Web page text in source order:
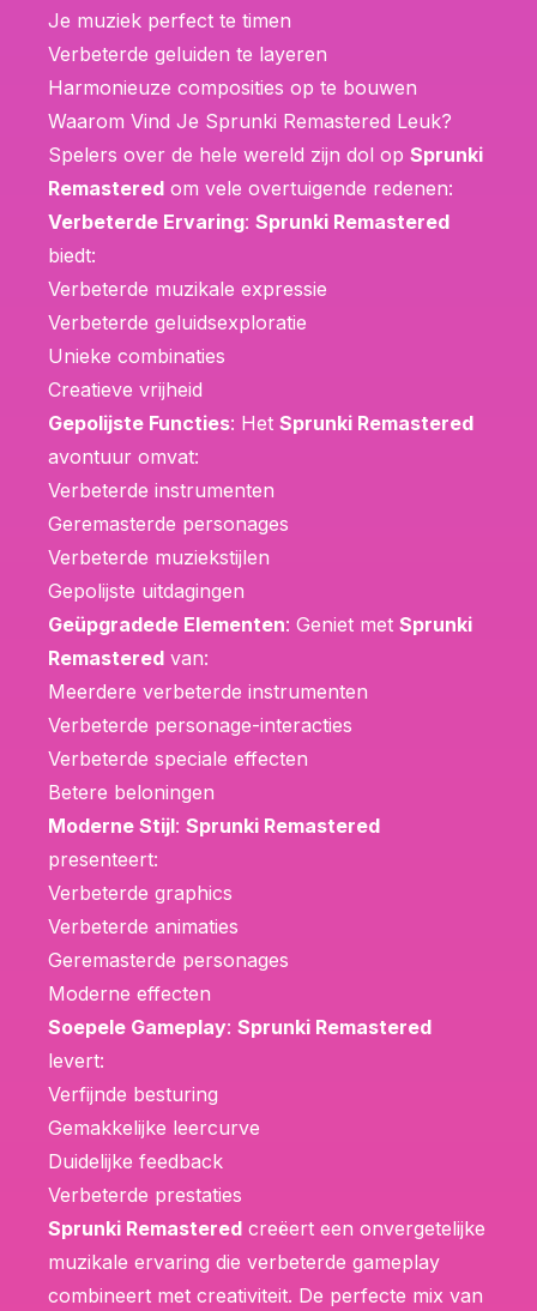
Je muziek perfect te timen
Verbeterde geluiden te layeren
Harmonieuze composities op te bouwen
Waarom Vind Je Sprunki Remastered Leuk?
Spelers over de hele wereld zijn dol op Sprunki
Remastered om vele overtuigende redenen:
Verbeterde Ervaring: Sprunki Remastered
biedt:
Verbeterde muzikale expressie
Verbeterde geluidsexploratie
Unieke combinaties
Creatieve vrijheid
Gepolijste Functies: Het Sprunki Remastered
avontuur omvat:
Verbeterde instrumenten
Geremasterde personages
Verbeterde muziekstijlen
Gepolijste uitdagingen
Geüpgradede Elementen: Geniet met Sprunki
Remastered van:
Meerdere verbeterde instrumenten
Verbeterde personage-interacties
Verbeterde speciale effecten
Betere beloningen
Moderne Stijl: Sprunki Remastered
presenteert:
Verbeterde graphics
Verbeterde animaties
Geremasterde personages
Moderne effecten
Soepele Gameplay: Sprunki Remastered
levert:
Verfijnde besturing
Gemakkelijke leercurve
Duidelijke feedback
Verbeterde prestaties
Sprunki Remastered creëert een onvergetelijke
muzikale ervaring die verbeterde gameplay
combineert met creativiteit. De perfecte mix van